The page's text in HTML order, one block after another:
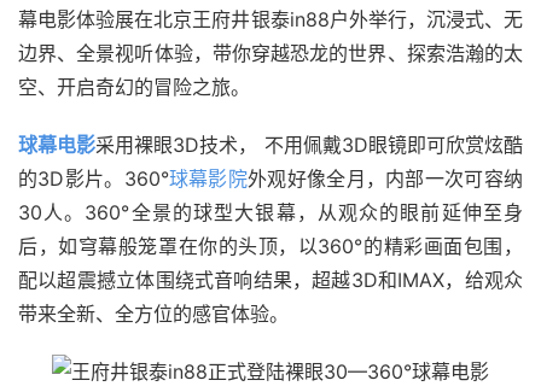
幕电影体验展在北京王府井银泰in88户外举行，沉浸式、无
边界、全景视听体验，带你穿越恐龙的世界、探索浩瀚的太
空、开启奇幻的冒险之旅。
球幕电影采用裸眼3D技术， 不用佩戴3D眼镜即可欣赏炫酷
的3D影片。360°球幕影院外观好像全月，内部一次可容纳
30人。360°全景的球型大银幕，从观众的眼前延伸至身
后，如穹幕般笼罩在你的头顶，以360°的精彩画面包围，
配以超震撼立体围绕式音响结果，超越3D和IMAX，给观众
带来全新、全方位的感官体验。